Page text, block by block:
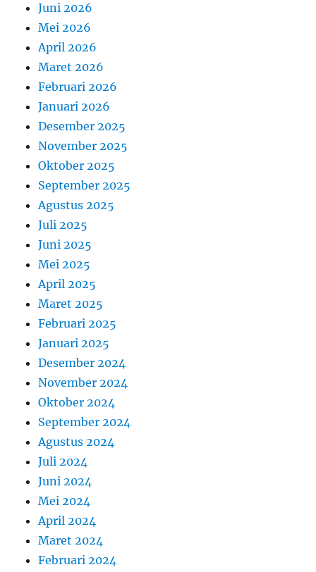
Juni 2026
Mei 2026
April 2026
Maret 2026
Februari 2026
Januari 2026
Desember 2025
November 2025
Oktober 2025
September 2025
Agustus 2025
Juli 2025
Juni 2025
Mei 2025
April 2025
Maret 2025
Februari 2025
Januari 2025
Desember 2024
November 2024
Oktober 2024
September 2024
Agustus 2024
Juli 2024
Juni 2024
Mei 2024
April 2024
Maret 2024
Februari 2024